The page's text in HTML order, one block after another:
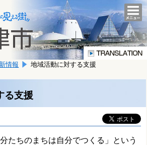
情報 地域活動に対する支援
る支援
たちのまちは自分でつくる」という